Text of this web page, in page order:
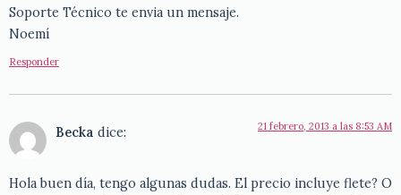
Soporte Técnico te envia un mensaje.
Noemí
Responder
Becka dice: 21 febrero, 2013 a las 8:53 AM
Hola buen día, tengo algunas dudas. El precio incluye flete? O